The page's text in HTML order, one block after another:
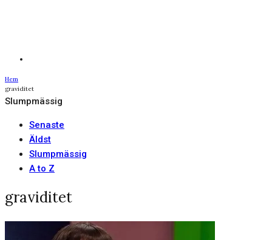
Hem
graviditet
Slumpmässig
Senaste
Äldst
Slumpmässig
A to Z
graviditet